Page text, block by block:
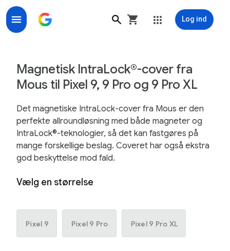
Log ind
Magnetisk IntraLock®-cover fra
Mous til Pixel 9, 9 Pro og 9 Pro XL
Det magnetiske IntraLock-cover fra Mous er den
perfekte allroundløsning med både magneter og
IntraLock®-teknologier, så det kan fastgøres på
mange forskellige beslag. Coveret har også ekstra
god beskyttelse mod fald.
Vælg en størrelse
Pixel 9 Pixel 9 Pro Pixel 9 Pro XL